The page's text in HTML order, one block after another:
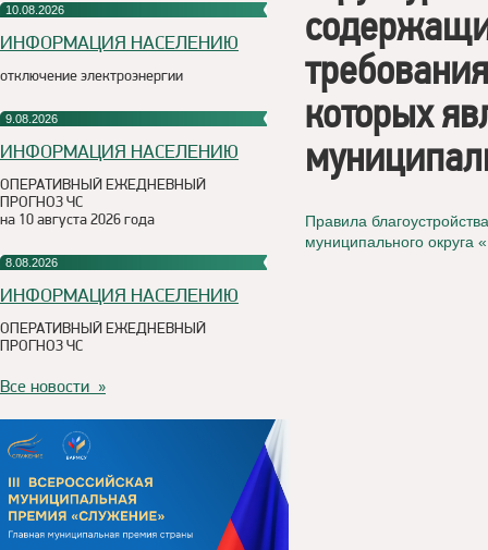
10.08.2026
ИНФОРМАЦИЯ НАСЕЛЕНИЮ
отключение электроэнергии
9.08.2026
ИНФОРМАЦИЯ НАСЕЛЕНИЮ
ОПЕРАТИВНЫЙ ЕЖЕДНЕВНЫЙ
ПРОГНОЗ ЧС
на 10 августа 2026 года
8.08.2026
ИНФОРМАЦИЯ НАСЕЛЕНИЮ
ОПЕРАТИВНЫЙ ЕЖЕДНЕВНЫЙ
ПРОГНОЗ ЧС
Все новости »
которых
Правила
муниципального округа